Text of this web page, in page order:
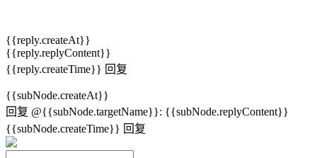
{{reply.createAt}}
{{reply.replyContent}}
{{reply.createTime}} 回复
{{subNode.createAt}}
回复 @{{subNode.targetName}}: {{subNode.replyContent}}
{{subNode.createTime}} 回复